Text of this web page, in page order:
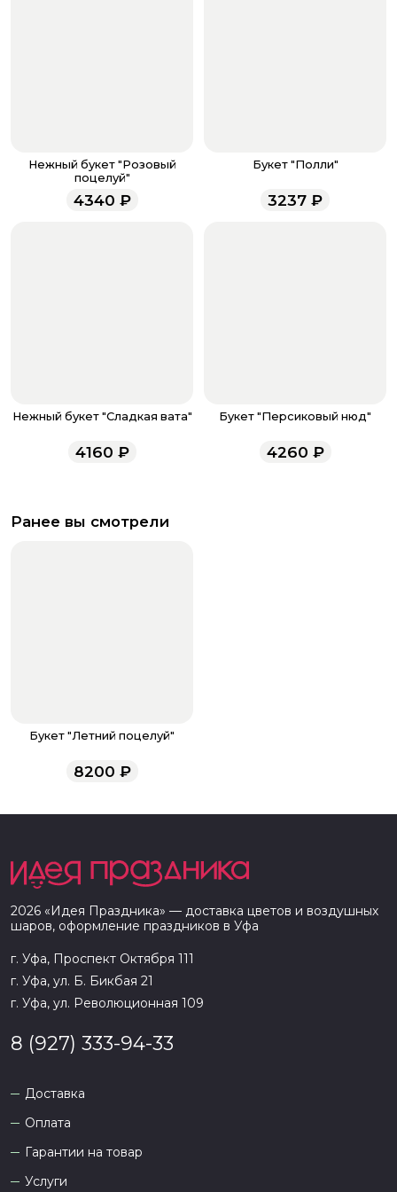
звоните по номеру телефона
8 (927) 936-71-86
напишите WhatsApp
+7 937 333-66-53
менеджеры работают ежедневно с 9.00 до 23.00 и
всегда рады проконсультировать вас.
Нежный букет "Розовый
поцелуй"
4340 ₽
Букет "Полли"
3237 ₽
Нежный букет "Сладкая вата"
4160 ₽
Букет "Персиковый нюд"
4260 ₽
Ранее вы смотрели
Букет "Летний поцелуй"
8200 ₽
2026 «Идея Праздника» — доставка цветов и воздушных
шаров, оформление праздников в Уфа
г. Уфа, Проспект Октября 111
г. Уфа, ул. Б. Бикбая 21
г. Уфа, ул. Революционная 109
8 (927) 333-94-33
Доставка
Оплата
Гарантии на товар
Услуги